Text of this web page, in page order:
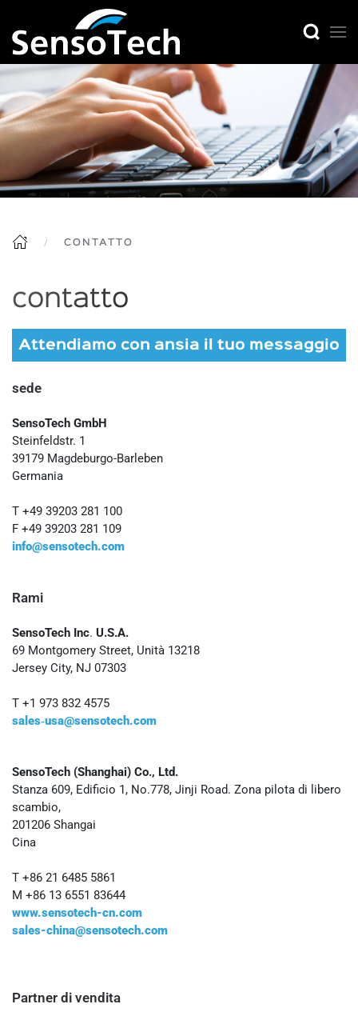
CONTATTO
contatto
Attendiamo con ansia il tuo messaggio
sede
SensoTech GmbH
Steinfeldstr. 1
39179 Magdeburgo-Barleben
Germania
T +49 39203 281 100
F +49 39203 281 109
info@sensotech.com
Rami
SensoTech Inc. U.S.A.
69 Montgomery Street, Unità 13218
Jersey City, NJ 07303
T +1 973 832 4575
sales‑usa@sensotech.com
SensoTech (Shanghai) Co., Ltd.
Stanza 609, Edificio 1, No.778, Jinji Road. Zona pilota di libero
scambio,
201206 Shangai
Cina
T +86 21 6485 5861
M +86 13 6551 83644
www.sensotech-cn.com
sales-china@sensotech.com
Partner di vendita